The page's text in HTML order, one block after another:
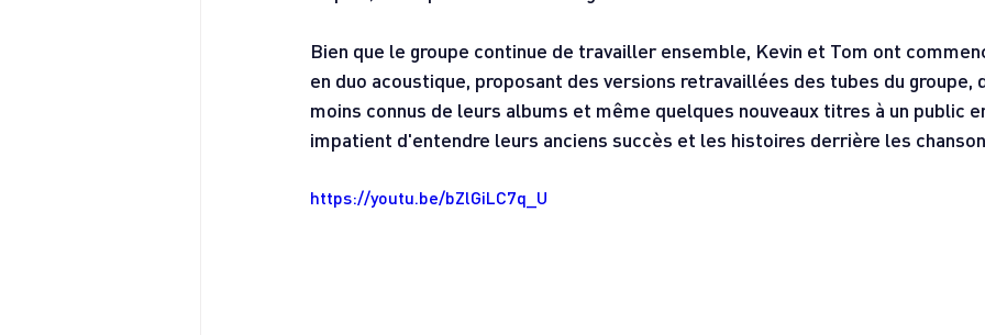
Bien que le groupe continue de travailler ensemble, Kevin et Tom ont
en duo acoustique, proposant des versions retravaillées des tubes du groupe,
moins connus de leurs albums et même quelques nouveaux titres à un public
impatient d'entendre leurs anciens succès et les histoires derrière les
https://youtu.be/bZlGiLC7q_U